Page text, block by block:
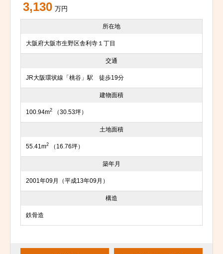
3,130 万円
所在地
大阪府大阪市生野区舎利寺１丁目
交通
JR大阪環状線「桃谷」駅 徒歩19分
建物面積
100.94m2 （30.53坪）
土地面積
55.41m2 （16.76坪）
築年月
2001年09月（平成13年09月）
構造
鉄骨造